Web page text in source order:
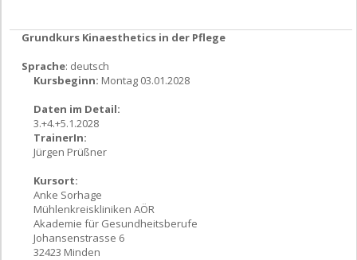
Grundkurs Kinaesthetics in der Pflege
Sprache: deutsch
Kursbeginn: Montag 03.01.2028
Daten im Detail:
3.+4.+5.1.2028
TrainerIn:
Jürgen Prüßner
Kursort:
Anke Sorhage
Mühlenkreiskliniken AÖR
Akademie für Gesundheitsberufe
Johansenstrasse 6
32423 Minden